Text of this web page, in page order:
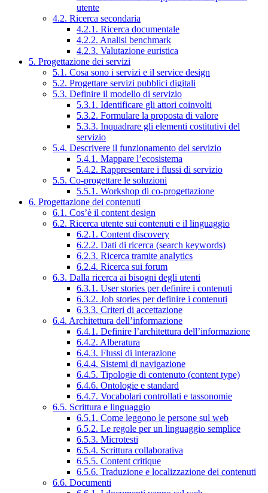
utente
4.2. Ricerca secondaria
4.2.1. Ricerca documentale
4.2.2. Analisi benchmark
4.2.3. Valutazione euristica
5. Progettazione dei servizi
5.1. Cosa sono i servizi e il service design
5.2. Progettare servizi pubblici digitali
5.3. Definire il modello di servizio
5.3.1. Identificare gli attori coinvolti
5.3.2. Formulare la proposta di valore
5.3.3. Inquadrare gli elementi costitutivi del
servizio
5.4. Descrivere il funzionamento del servizio
5.4.1. Mappare l’ecosistema
5.4.2. Rappresentare i flussi di servizio
5.5. Co-progettare le soluzioni
5.5.1. Workshop di co-progettazione
6. Progettazione dei contenuti
6.1. Cos’è il content design
6.2. Ricerca utente sui contenuti e il linguaggio
6.2.1. Content discovery
6.2.2. Dati di ricerca (search keywords)
6.2.3. Ricerca tramite analytics
6.2.4. Ricerca sui forum
6.3. Dalla ricerca ai bisogni degli utenti
6.3.1. User stories per definire i contenuti
6.3.2. Job stories per definire i contenuti
6.3.3. Criteri di accettazione
6.4. Architettura dell’informazione
6.4.1. Definire l’architettura dell’informazione
6.4.2. Alberatura
6.4.3. Flussi di interazione
6.4.4. Sistemi di navigazione
6.4.5. Tipologie di contenuto (content type)
6.4.6. Ontologie e standard
6.4.7. Vocabolari controllati e tassonomie
6.5. Scrittura e linguaggio
6.5.1. Come leggono le persone sul web
6.5.2. Le regole per un linguaggio semplice
6.5.3. Microtesti
6.5.4. Scrittura collaborativa
6.5.5. Content critique
6.5.6. Traduzione e localizzazione dei contenuti
6.6. Documenti